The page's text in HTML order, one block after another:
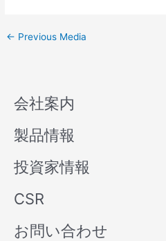
← Previous Media
会社案内
製品情報
投資家情報
CSR
お問い合わせ